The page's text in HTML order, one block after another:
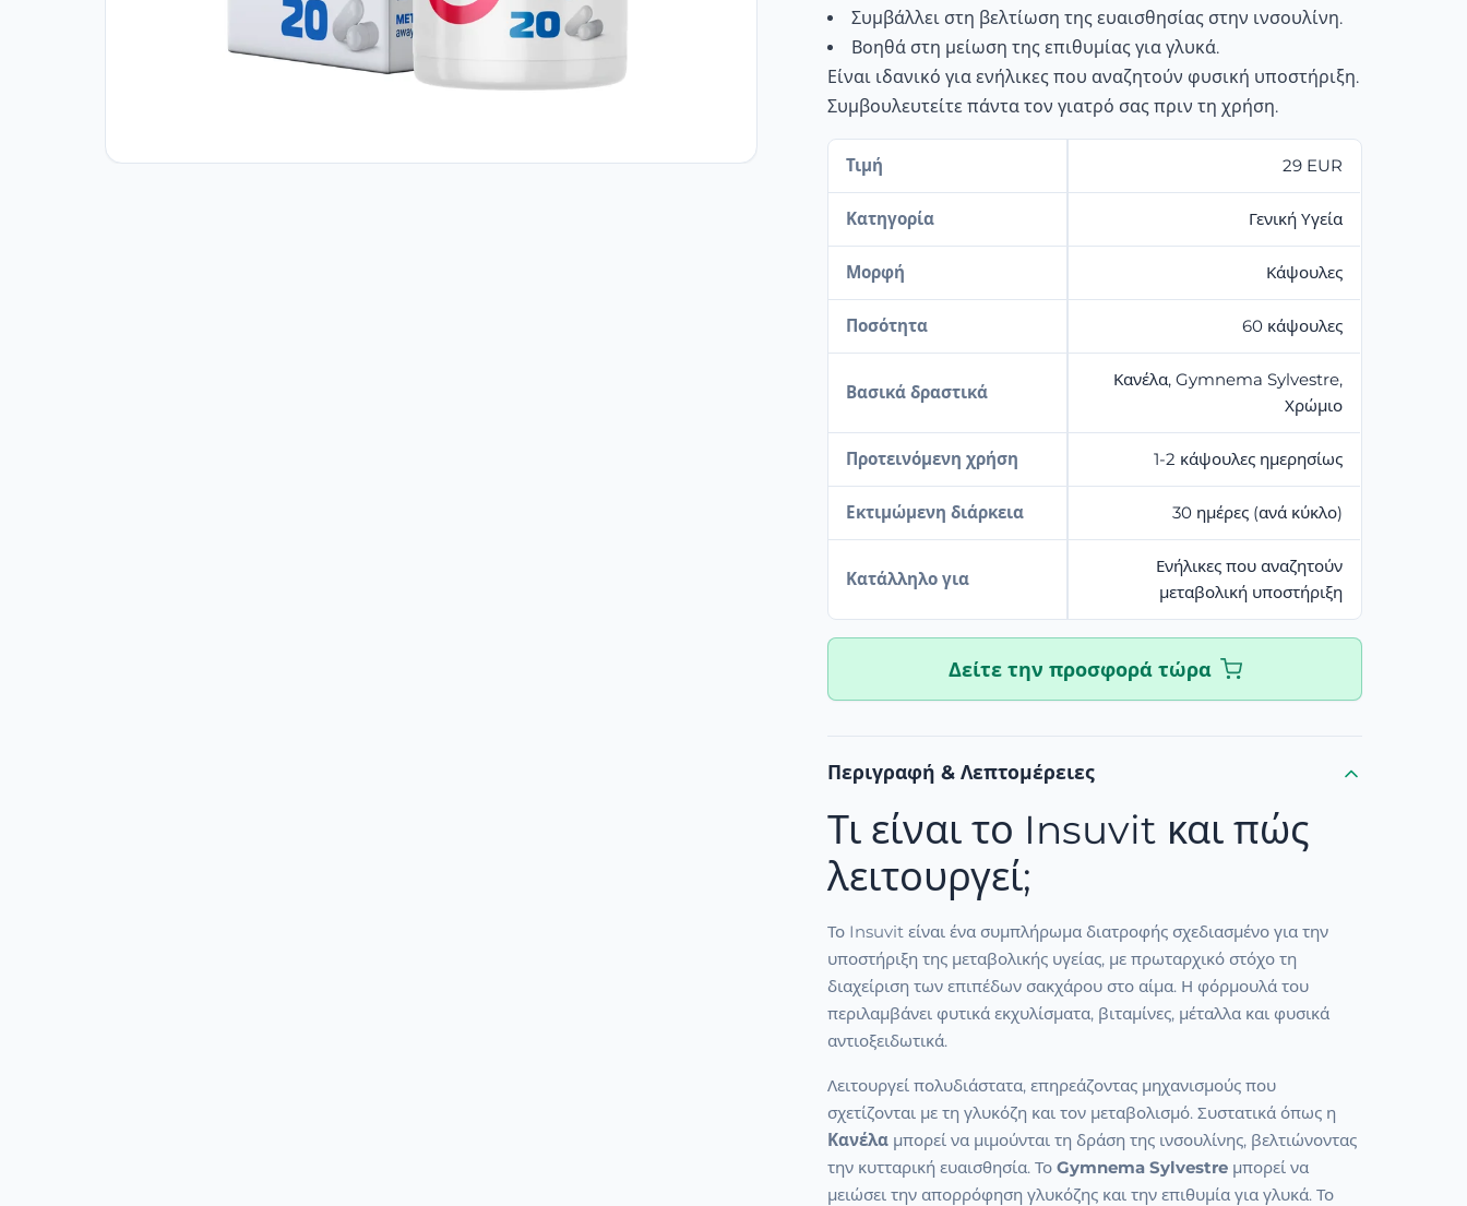
Συμβάλλει στη βελτίωση της ευαισθησίας στην ινσουλίνη.
Βοηθά στη μείωση της επιθυμίας για γλυκά.
Είναι ιδανικό για ενήλικες που αναζητούν φυσική υποστήριξη.
Συμβουλευτείτε πάντα τον γιατρό σας πριν τη χρήση.
Τιμή 29 EUR
Κατηγορία Γενική Υγεία
Μορφή Κάψουλες
Ποσότητα 60 κάψουλες
Βασικά δραστικά
Κανέλα, Gymnema Sylvestre,
Χρώμιο
Προτεινόμενη χρήση 1-2 κάψουλες ημερησίως
Εκτιμώμενη διάρκεια 30 ημέρες (ανά κύκλο)
Κατάλληλο για
Ενήλικες που αναζητούν
μεταβολική υποστήριξη
Δείτε την προσφορά τώρα
Περιγραφή & Λεπτομέρειες
Τι είναι το Insuvit και πώς
λειτουργεί;
Το Insuvit είναι ένα συμπλήρωμα διατροφής σχεδιασμένο για την
υποστήριξη της μεταβολικής υγείας, με πρωταρχικό στόχο τη
διαχείριση των επιπέδων σακχάρου στο αίμα. Η φόρμουλά του
περιλαμβάνει φυτικά εκχυλίσματα, βιταμίνες, μέταλλα και φυσικά
αντιοξειδωτικά.
Λειτουργεί πολυδιάστατα, επηρεάζοντας μηχανισμούς που
σχετίζονται με τη γλυκόζη και τον μεταβολισμό. Συστατικά όπως η
Κανέλα μπορεί να μιμούνται τη δράση της ινσουλίνης, βελτιώνοντας
την κυτταρική ευαισθησία. ΤοGymnema Sylvestre μπορεί να
μειώσει την απορρόφηση γλυκόζης και την επιθυμία για γλυκά. Το